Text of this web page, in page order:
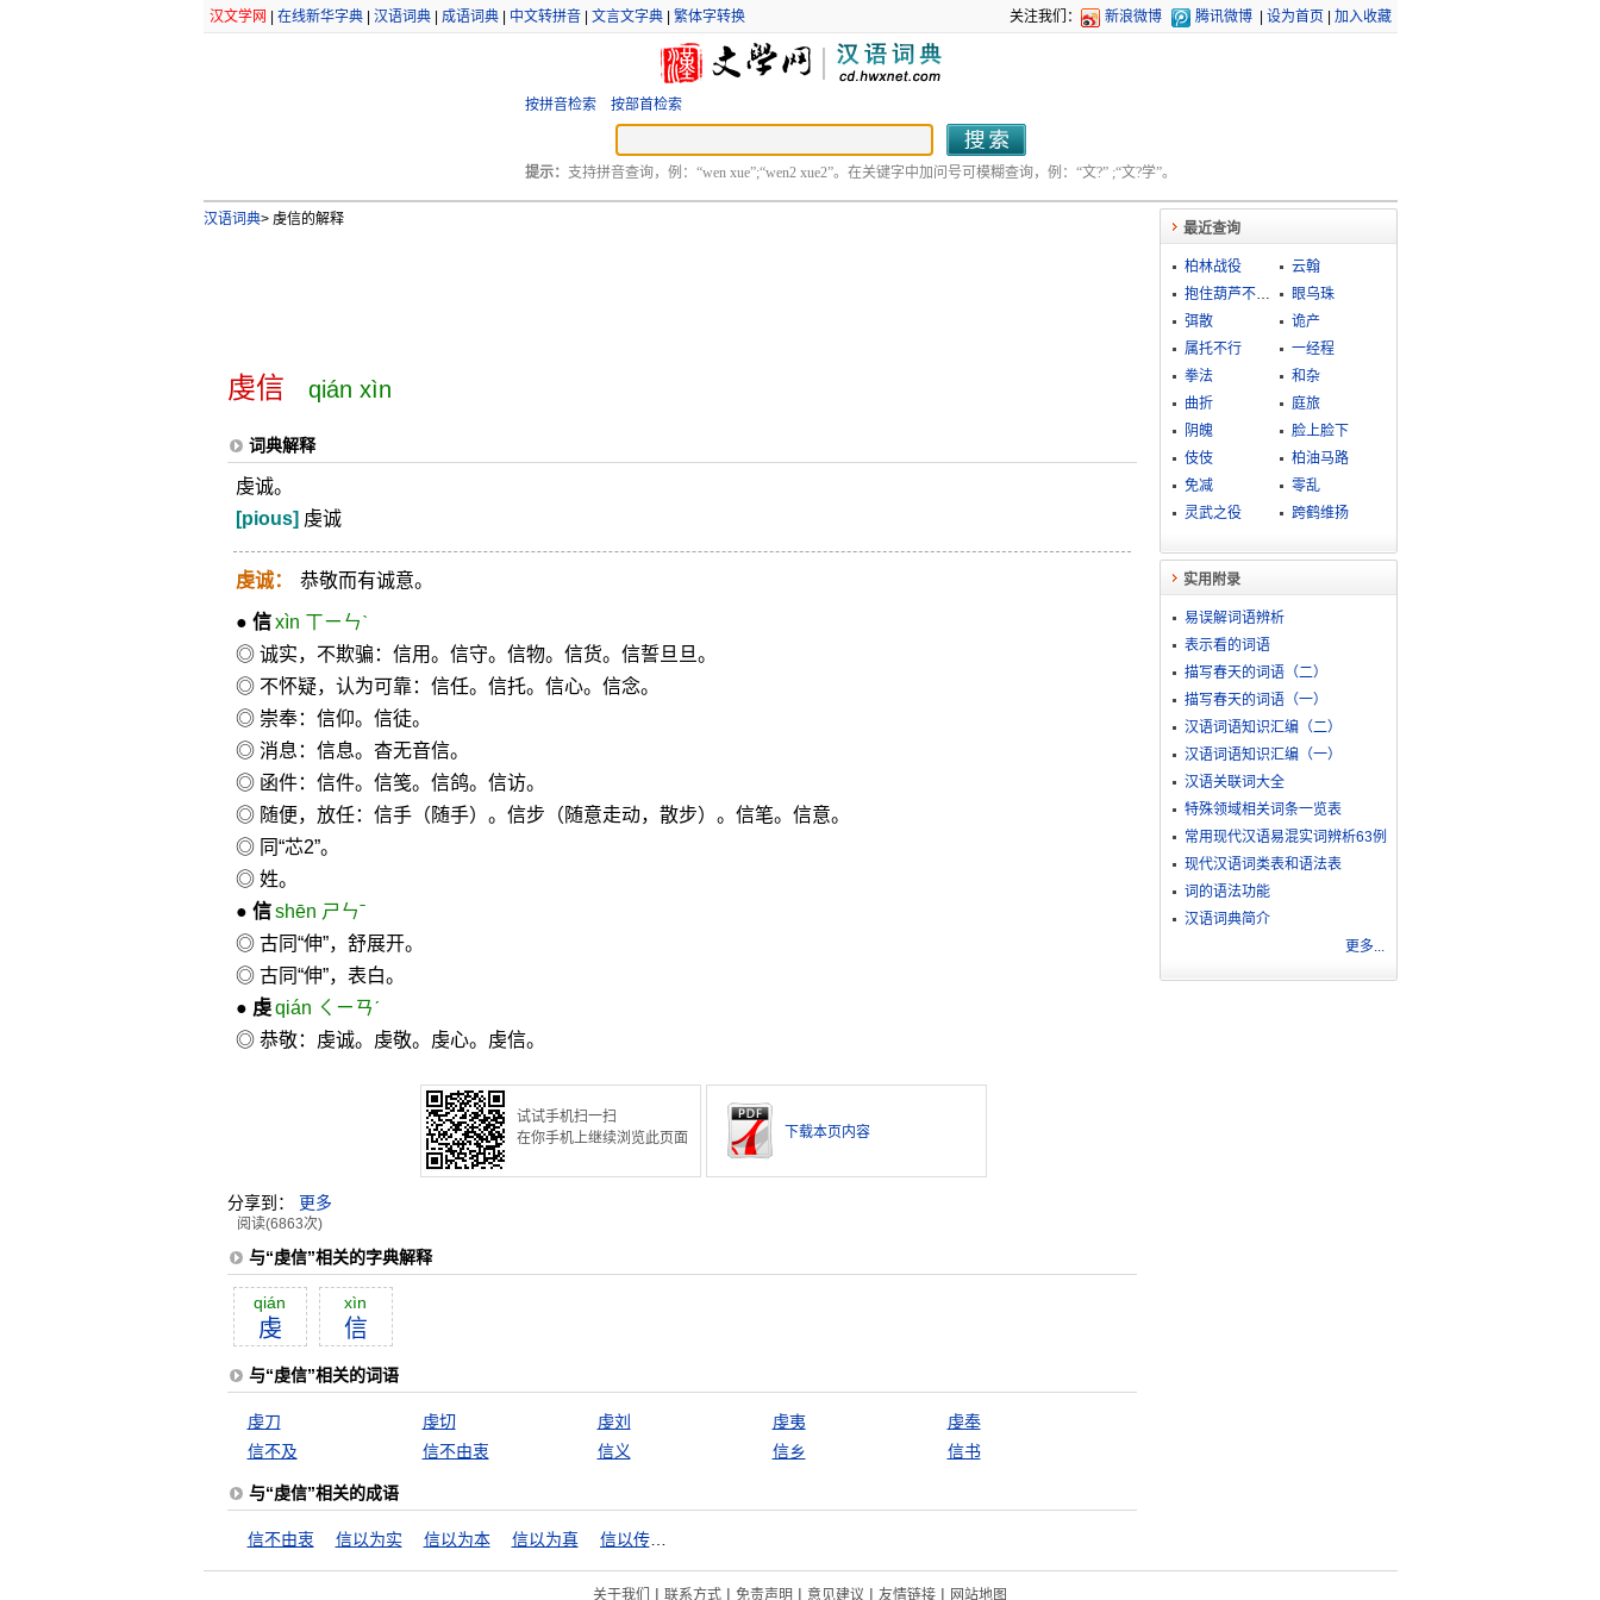
汉文学网 在线新华字典| 汉语词典| 成语词典| 中文转拼音| 文言文字典| 繁体字转换 关注我们： 新浪微博 腾讯微博 设为首页 加入收藏
按拼音检索 按部首检索
提示： 支持拼音查询，例：“wen xue”;“wen2 xue2”。在关键字中加问号可模糊查询，例：“文?” ;“文?学”。
汉语词典>虔信的解释
虔信 qián xìn
词典解释
虔诚。
[pious] 虔诚
虔诚： 恭敬而有诚意。
● 信 xìn ㄒㄧㄣˋ
◎ 诚实，不欺骗：信用。信守。信物。信货。信誓旦旦。
◎ 不怀疑，认为可靠：信任。信托。信心。信念。
◎ 崇奉：信仰。信徒。
◎ 消息：信息。杳无音信。
◎ 函件：信件。信笺。信鸽。信访。
◎ 随便，放任：信手（随手）。信步（随意走动，散步）。信笔。信意。
◎ 同“芯2”。
◎ 姓。
● 信 shēn ㄕㄣˉ
◎ 古同“伸”，舒展开。
◎ 古同“伸”，表白。
● 虔 qián ㄑㄧㄢˊ
◎ 恭敬：虔诚。虔敬。虔心。虔信。
试试手机扫一扫
在你手机上继续浏览此页面
下载本页内容
分享到： 更多
阅读(6863次)
与“虔信”相关的字典解释
qián
虔
xìn
信
与“虔信”相关的词语
虔刀 虔切 虔刘 虔夷
虔奉
信不及
信不由衷 信义 信乡 信书
与“虔信”相关的成语
信不由衷 信以为实 信以为本 信以为真 信以传信，疑以传疑
最近查询
柏林战役
云翰
抱住葫芦不开瓢
眼乌珠
弭散
诡产
属托不行
一经程
拳法
和杂
曲折
庭旅
阴魄
脸上脸下
伎伎
柏油马路
免减
零乱
灵武之役
跨鹤维扬
实用附录
易误解词语辨析
表示看的词语
描写春天的词语（二）
描写春天的词语（一）
汉语词语知识汇编（二）
汉语词语知识汇编（一）
汉语关联词大全
特殊领域相关词条一览表
常用现代汉语易混实词辨析63例
现代汉语词类表和语法表
词的语法功能
汉语词典简介
更多...
关于我们 | 联系方式 | 免责声明 | 意见建议 | 友情链接 | 网站地图